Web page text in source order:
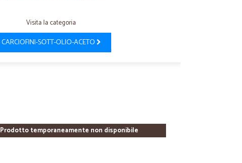
Visita la categoria
CARCIOFINI-SOTT-OLIO-ACETO
Prodotto temporaneamente non disponibile